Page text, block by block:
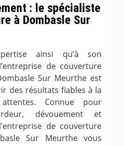
: le spécialiste
à Dombasle Sur
ainsi qu’à son
de couverture
Sur Meurthe est
des résultats fiables à la
Connue pour
dévouement et
de couverture
Sur Meurthe vous